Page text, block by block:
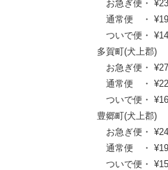
お急ぎ便・
通常便 ・
ついで便・
多賀町(犬上郡)
お急ぎ便・
通常便 ・
ついで便・
豊郷町(犬上郡)
お急ぎ便・
通常便 ・
ついで便・